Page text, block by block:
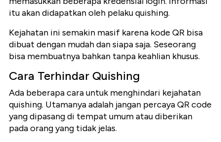
itu akan didapatkan oleh pelaku quishing.
Kejahatan ini semakin masif karena kode QR bisa
dibuat dengan mudah dan siapa saja. Seseorang
bisa membuatnya bahkan tanpa keahlian khusus.
Cara Terhindar Quishing
Ada beberapa cara untuk menghindari kejahatan
quishing. Utamanya adalah jangan percaya QR code
yang dipasang di tempat umum atau diberikan
pada orang yang tidak jelas.